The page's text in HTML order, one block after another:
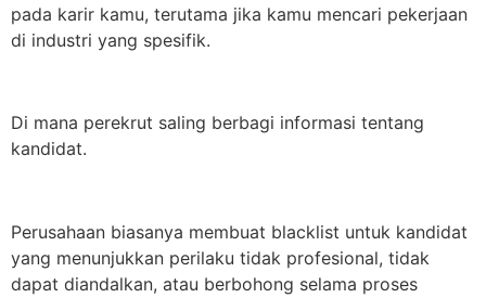
pada karir kamu, terutama jika kamu mencari pekerjaan
di industri yang spesifik.
Di mana perekrut saling berbagi informasi tentang
kandidat.
Perusahaan biasanya membuat blacklist untuk kandidat
yang menunjukkan perilaku tidak profesional, tidak
dapat diandalkan, atau berbohong selama proses